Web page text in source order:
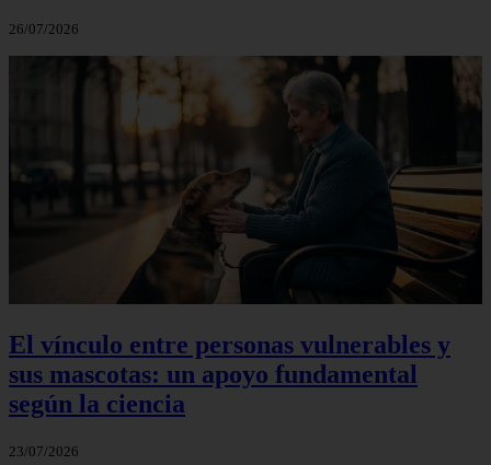
26/07/2026
El vínculo entre personas vulnerables y
sus mascotas: un apoyo fundamental
según la ciencia
23/07/2026